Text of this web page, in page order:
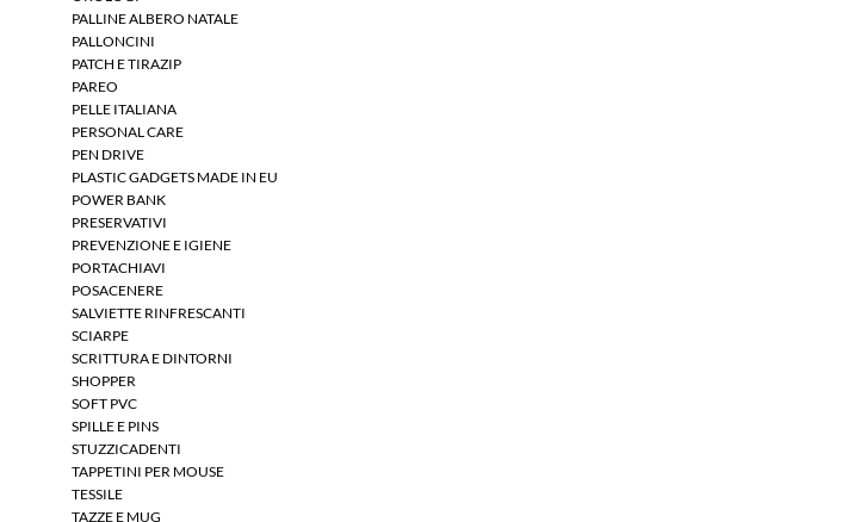
PALLINE ALBERO NATALE
PALLONCINI
PATCH E TIRAZIP
PAREO
PELLE ITALIANA
PERSONAL CARE
PEN DRIVE
PLASTIC GADGETS MADE IN EU
POWER BANK
PRESERVATIVI
PREVENZIONE E IGIENE
PORTACHIAVI
POSACENERE
SALVIETTE RINFRESCANTI
SCIARPE
SCRITTURA E DINTORNI
SHOPPER
SOFT PVC
SPILLE E PINS
STUZZICADENTI
TAPPETINI PER MOUSE
TESSILE
TAZZE E MUG